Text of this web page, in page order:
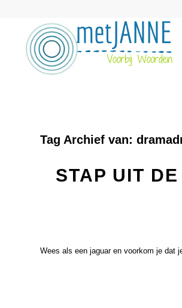
Tag Archief van:
STAP UIT
Wees als een jaguar en voorkom je dat